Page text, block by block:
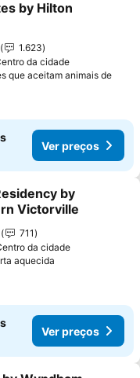
aos favoritos
by Hilton
1.623
da cidade
que aceitam animais de
Ver preços
aos favoritos
by
Victorville
711
da cidade
aquecida
Ver preços